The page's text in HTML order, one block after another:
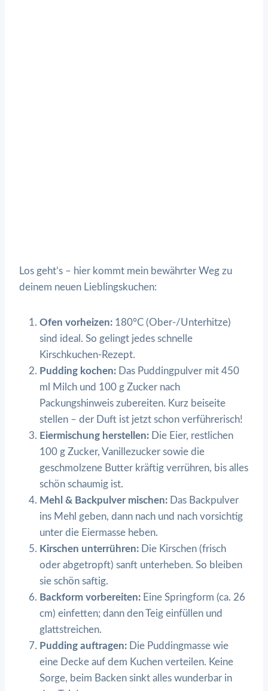
Los geht’s – hier kommt mein bewährter Weg zu
deinem neuen Lieblingskuchen:
Ofen vorheizen: 180°C (Ober-/Unterhitze)
sind ideal. So gelingt jedes schnelle
Kirschkuchen-Rezept.
Pudding kochen: Das Puddingpulver mit 450
ml Milch und 100 g Zucker nach
Packungshinweis zubereiten. Kurz beiseite
stellen – der Duft ist jetzt schon verführerisch!
Eiermischung herstellen: Die Eier, restlichen
100 g Zucker, Vanillezucker sowie die
geschmolzene Butter kräftig verrühren, bis alles
schön schaumig ist.
Mehl & Backpulver mischen: Das Backpulver
ins Mehl geben, dann nach und nach vorsichtig
unter die Eiermasse heben.
Kirschen unterrühren: Die Kirschen (frisch
oder abgetropft) sanft unterheben. So bleiben
sie schön saftig.
Backform vorbereiten: Eine Springform (ca. 26
cm) einfetten; dann den Teig einfüllen und
glattstreichen.
Pudding auftragen: Die Puddingmasse wie
eine Decke auf dem Kuchen verteilen. Keine
Sorge, beim Backen sinkt alles wunderbar in